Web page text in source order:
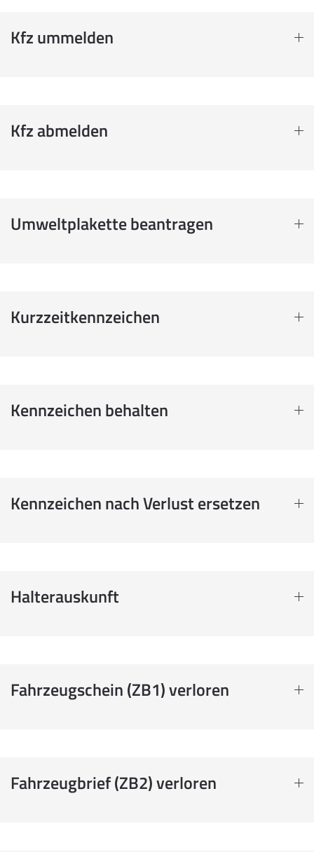
Kfz ummelden
Kfz abmelden
Umweltplakette beantragen
Kurzzeitkennzeichen
Kennzeichen behalten
Kennzeichen nach Verlust ersetzen
Halterauskunft
Fahrzeugschein (ZB1) verloren
Fahrzeugbrief (ZB2) verloren